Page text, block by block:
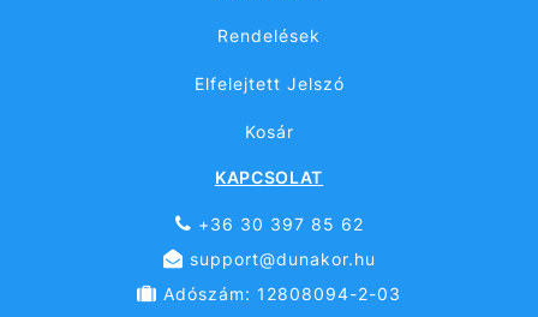
Rendelések
Elfelejtett Jelszó
Kosár
KAPCSOLAT
+36 30 397 85 62
support@dunakor.hu
Adószám: 12808094-2-03